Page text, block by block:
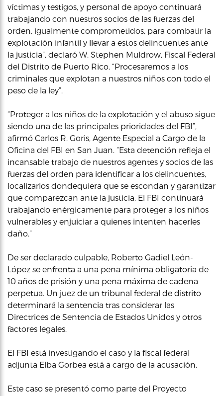
víctimas y testigos, y personal de apoyo continuará
trabajando con nuestros socios de las fuerzas del
orden, igualmente comprometidos, para combatir la
explotación infantil y llevar a estos delincuentes ante
la justicia”, declaró W. Stephen Muldrow, Fiscal Federal
del Distrito de Puerto Rico. “Procesaremos a los
criminales que explotan a nuestros niños con todo el
peso de la ley”.
“Proteger a los niños de la explotación y el abuso sigue
siendo una de las principales prioridades del FBI”,
afirmó Carlos R. Goris, Agente Especial a Cargo de la
Oficina del FBI en San Juan. “Esta detención refleja el
incansable trabajo de nuestros agentes y socios de las
fuerzas del orden para identificar a los delincuentes,
localizarlos dondequiera que se escondan y garantizar
que comparezcan ante la justicia. El FBI continuará
trabajando enérgicamente para proteger a los niños
vulnerables y enjuiciar a quienes intenten hacerles
daño.”
De ser declarado culpable, Roberto Gadiel León-
López se enfrenta a una pena mínima obligatoria de
10 años de prisión y una pena máxima de cadena
perpetua. Un juez de un tribunal federal de distrito
determinará la sentencia tras considerar las
Directrices de Sentencia de Estados Unidos y otros
factores legales.
El FBI está investigando el caso y la fiscal federal
adjunta Elba Gorbea está a cargo de la acusación.
Este caso se presentó como parte del Proyecto